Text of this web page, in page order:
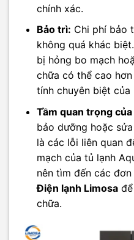
chính xác.
Bảo trì: Chi phí bảo
không quá khác
bị hỏng bo mạch
chữa có thể cao
tính chuyên biệt của
Tầm quan trọng
bảo dưỡng hoặc
là các lỗi liên quan
mạch của tủ lạnh
nên tìm đến các
Điện lạnh Limosađể
chữa.